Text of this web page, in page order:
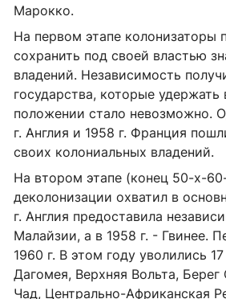
Марокко.
На первом этапе колонизаторы
сохранить под своей властью
владений. Независимость
государства, которые
положении стало невозможно.
г. Англия и 1958 г. Франция
своих колониальных владений.
На втором этапе (конец 50-х-
деколонизации охватил в
г. Англия предоставила
Малайзии, а в 1958 г. - Гвинее.
1960 г. В этом году уволились
Дагомея, Верхняя Вольта,
Чад, Центрально-Африканская